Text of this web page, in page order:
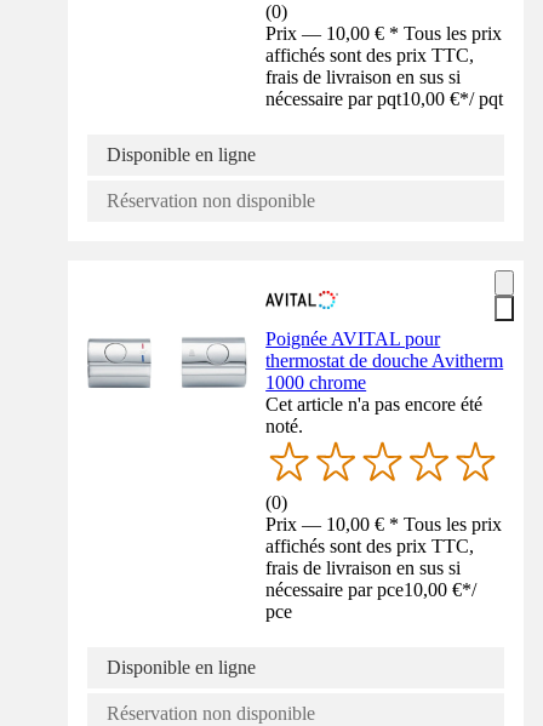
(0)
Prix — 10,00 € * Tous les prix
affichés sont des prix TTC,
frais de livraison en sus si
nécessaire par pqt10,00 €*/ pqt
Disponible en ligne
Réservation non disponible
Poignée AVITAL pour
thermostat de douche Avitherm
1000 chrome
Cet article n'a pas encore été
noté.
(0)
Prix — 10,00 € * Tous les prix
affichés sont des prix TTC,
frais de livraison en sus si
nécessaire par pce10,00 €*/
pce
Disponible en ligne
Réservation non disponible